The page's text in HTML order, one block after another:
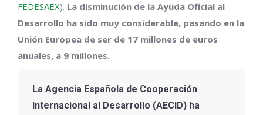
FEDESAEX). La disminución de la Ayuda Oficial al
Desarrollo ha sido muy considerable, pasando en la
Unión Europea de ser de 17 millones de euros
anuales, a 9 millones.
La Agencia Española de Cooperación
Internacional al Desarrollo (AECID) ha